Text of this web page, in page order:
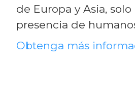
de Europa y Asia,
presencia de
Obtenga más